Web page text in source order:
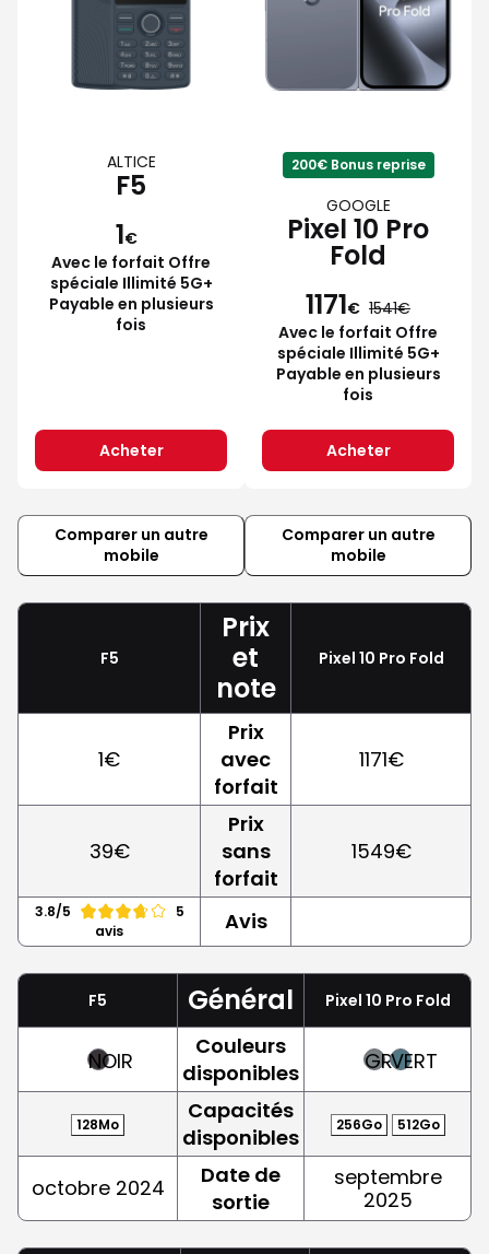
ALTICE
F5
1€
Avec le forfait Offre
spéciale Illimité 5G+
Payable en plusieurs
fois
Acheter
200€ Bonus reprise
GOOGLE
Pixel 10 Pro
Fold
1171€ 1541
Avec le forfait Offre
spéciale Illimité 5G+
Payable en plusieurs
fois
Acheter
Comparer un autre
mobile
Comparer un autre
mobile
F5
Prix
et
note
Pixel 10 Pro Fold
1€
Prix
avec
forfait
1171€
39€
Prix
sans
forfait
1549€
3.8/5
5
avis
Avis
F5 Général Pixel 10 Pro Fold
NOIR
Couleurs
disponibles
GRISVERT
128Mo
Capacités
disponibles
256Go 512Go
octobre 2024
Date de
sortie
septembre
2025